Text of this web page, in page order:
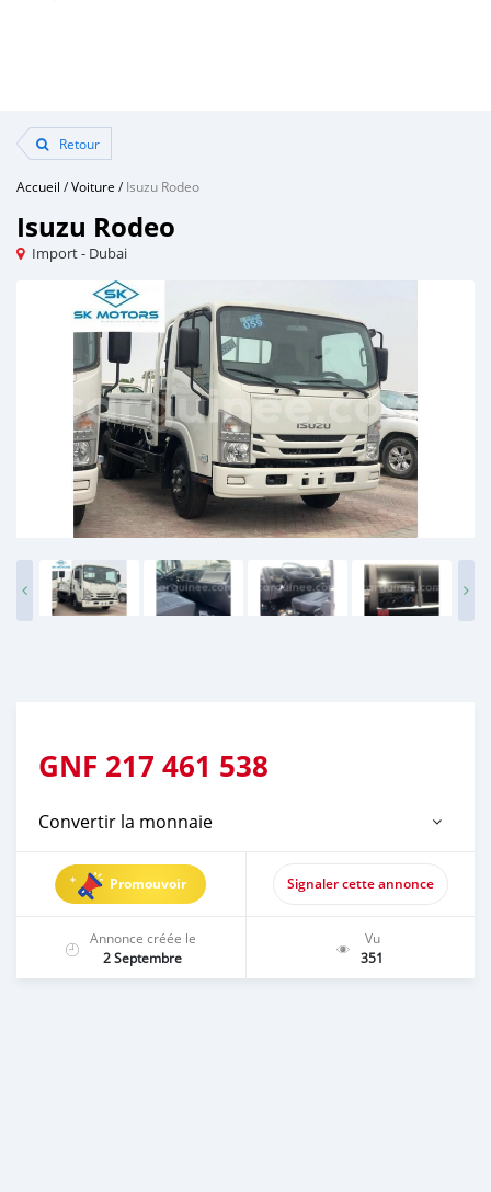
Retour
Accueil /Voiture /Isuzu Rodeo
Isuzu Rodeo
Import - Dubai
GNF 217 461 538
Convertir la monnaie
Promouvoir Signaler cette annonce
Annonce créée le
2 Septembre
Vu
351